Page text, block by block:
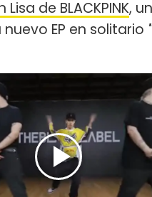
Lisa de BLACKPINK,
EP en solitario